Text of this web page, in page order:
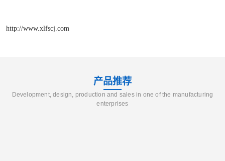
http://www.xlfscj.com
产品推荐
Development, design, production and sales in one of the manufacturing
enterprises